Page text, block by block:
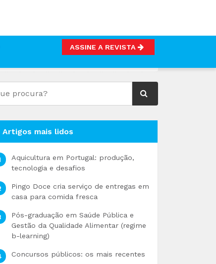
ASSINE A REVISTA
Artigos mais lidos
Aquicultura em Portugal: produção,
tecnologia e desafios
Pingo Doce cria serviço de entregas em
casa para comida fresca
Pós-graduação em Saúde Pública e
Gestão da Qualidade Alimentar (regime
b-learning)
Concursos públicos: os mais recentes